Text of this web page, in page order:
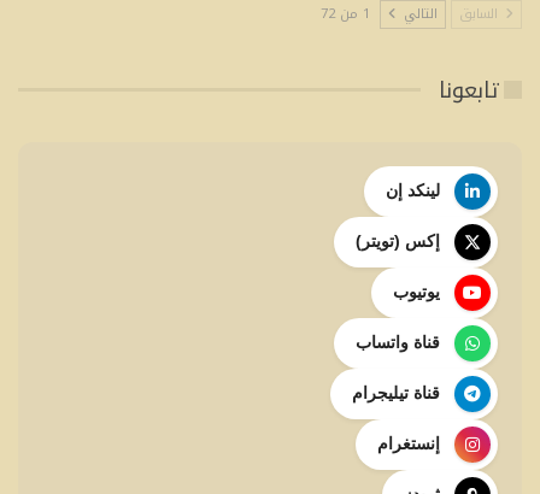
السابق التالي 1 من 72
تابعونا
لينكد إن
إكس (تويتر)
يوتيوب
قناة واتساب
قناة تيليجرام
إنستغرام